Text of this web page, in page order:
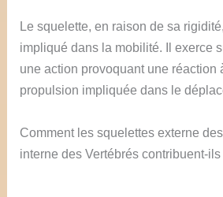
Le squelette, en raison de sa
impliqué dans la mobilité. Il exerce
une action provoquant une réaction
propulsion impliquée dans le
Comment les squelettes externe
interne des Vertébrés contribuent-